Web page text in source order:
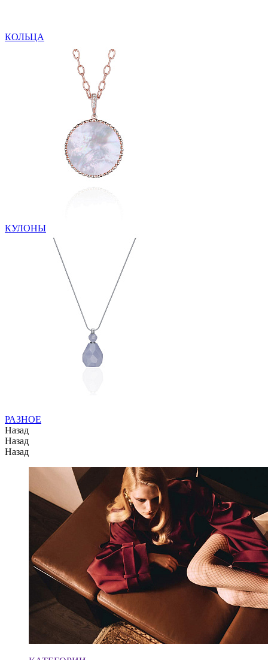
КОЛЬЦА
КУЛОНЫ
РАЗНОЕ
Назад
Назад
Назад